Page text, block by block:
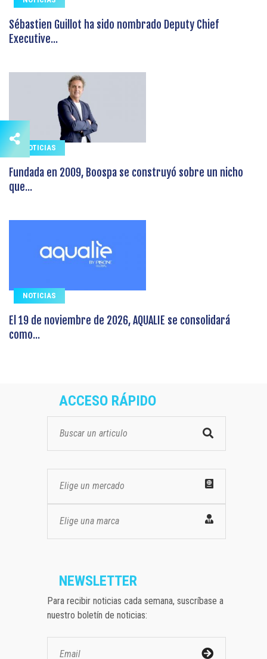
Sébastien Guillot ha sido nombrado Deputy Chief
Executive...
NOTICIAS
Fundada en 2009, Boospa se construyó sobre un nicho
que...
NOTICIAS
El 19 de noviembre de 2026, AQUALIE se consolidará
como...
ACCESO RÁPIDO
Elige un mercado
Elige una marca
NEWSLETTER
Para recibir noticias cada semana, suscríbase a
nuestro boletín de noticias: